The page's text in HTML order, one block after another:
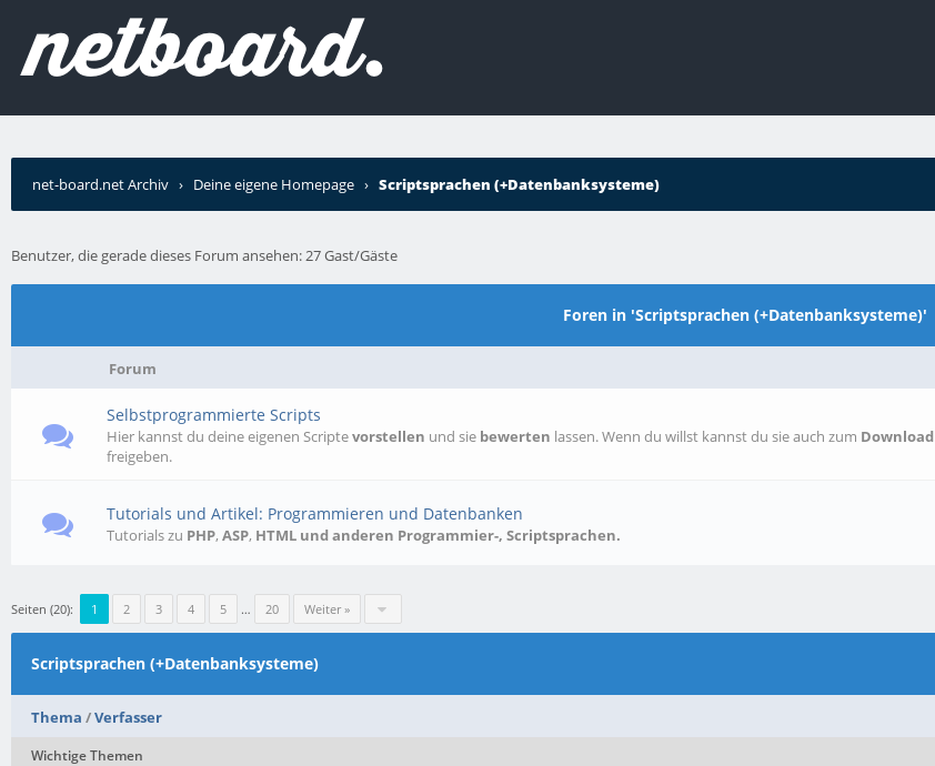
net-board.net Archiv › Deine eigene Homepage › Scriptsprachen (+Datenbanksysteme)
Benutzer, die gerade dieses Forum ansehen: 27 Gast/Gäste
Foren in 'Scriptsprachen (+Datenbanksysteme)'
Forum
Selbstprogrammierte Scripts
Hier kannst du deine eigenen Scriptevorstellen und sie bewerten lassen. Wenn du willst kannst du sie auch zum Download
freigeben.
Tutorials und Artikel: Programmieren und Datenbanken
Tutorials zu PHP,ASP, HTML und anderen Programmier-, Scriptsprachen.
Seiten (20): 1 2 3 4 5 … 20 Weiter »
Scriptsprachen (+Datenbanksysteme)
Thema /Verfasser
Wichtige Themen